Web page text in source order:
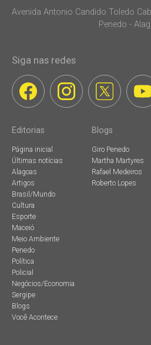
Avenida Antonio Candido Toledo
Penedo -
Siga nas redes
Editorias
Página inicial
Últimas notícias
Alagoas
Artigos
Brasil/Mundo
Cultura
Esporte
Maceió
Meio Ambiente
Penedo
Política
Policial
Negócios/Economia
Sergipe
Blogs
Você Acontece
Blogs
Giro Penedo
Martha Martyres
Rafael Medeiros
Roberto Lopes